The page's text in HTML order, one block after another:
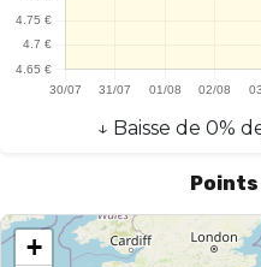
↓ Baisse de 0%
+